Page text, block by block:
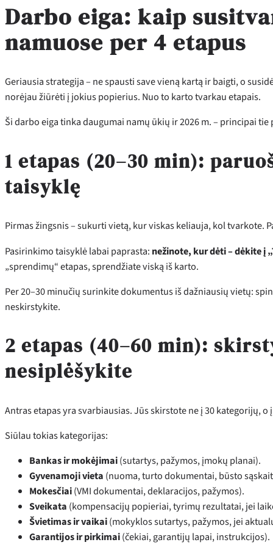
Darbo eiga: kaip
namuose per 4 etapus
Geriausia strategija – ne spausti save vieną kartą ir baigti, o
norėjau žiūrėti į jokius popierius. Nuo to karto tvarkau etapais.
Ši darbo eiga tinka daugumai namų ūkių ir 2026 m. – principai
1 etapas (20–30 min):
taisyklę
Pirmas žingsnis – sukurti vietą, kur viskas keliauja, kol tvarkote.
Pasirinkimo taisyklė labai paprasta: nežinote, kur dėti – dėkite į
„sprendimų“ etapas, sprendžiate viską iš karto.
Per 20–30 minučių surinkite dokumentus iš dažniausių vietų:
neskirstykite.
2 etapas (40–60 min):
nesiplėšykite
Antras etapas yra svarbiausias. Jūs skirstote ne į 30 kategorijų,
Siūlau tokias kategorijas:
Bankas ir mokėjimai(sutartys, pažymos, įmokų planai).
Gyvenamoji vieta (nuoma, turto dokumentai, būsto
Mokesčiai(VMI dokumentai, deklaracijos, pažymos).
Sveikata (kompensacijų popieriai, tyrimų rezultatai, jei
Švietimas ir vaikai(mokyklos sutartys, pažymos, jei
Garantijos ir pirkimai(čekiai, garantijų lapai, instrukcijos).